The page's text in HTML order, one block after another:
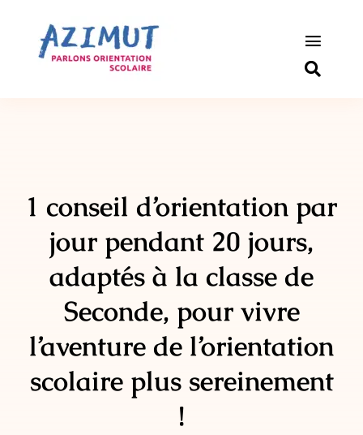
contenu
Toggle
Actualités
1 conseil d’orientation par
jour pendant 20 jours,
adaptés à la classe de
Seconde, pour vivre
l’aventure de l’orientation
scolaire plus sereinement
!